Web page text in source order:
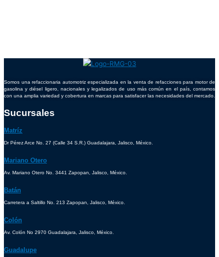
Somos una refaccionaria automotriz especializada en la venta de refacciones para motor de
gasolina y diésel ligero, nacionales y legalizados de uso más común en el país, contamos
con una amplia variedad y cobertura en marcas para satisfacer las necesidades del mercado.
Sucursales
Matríz
Dr Pérez Arce No. 27 (Calle 34 S.R.) Guadalajara, Jalisco, México.
Mariano Otero
Av. Mariano Otero No. 3441 Zapopan, Jalisco, México.
Batán
Carretera a Saltillo No. 213 Zapopan, Jalisco, México.
Colón
Av. Colón No 2970 Guadalajara, Jalisco, México.
Guadalupe